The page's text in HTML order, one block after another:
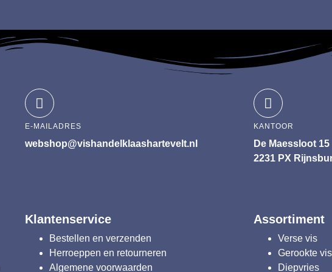
E-MAILADRES
webshop@vishandelklaashartevelt.nl
KANTOOR
De Maessloot 15
2231 PX
Klantenservice
Bestellen en verzenden
Herroeppen en retourneren
Algemene voorwaarden
Assortiment
Verse vis
Gerookte vis
Diepvries